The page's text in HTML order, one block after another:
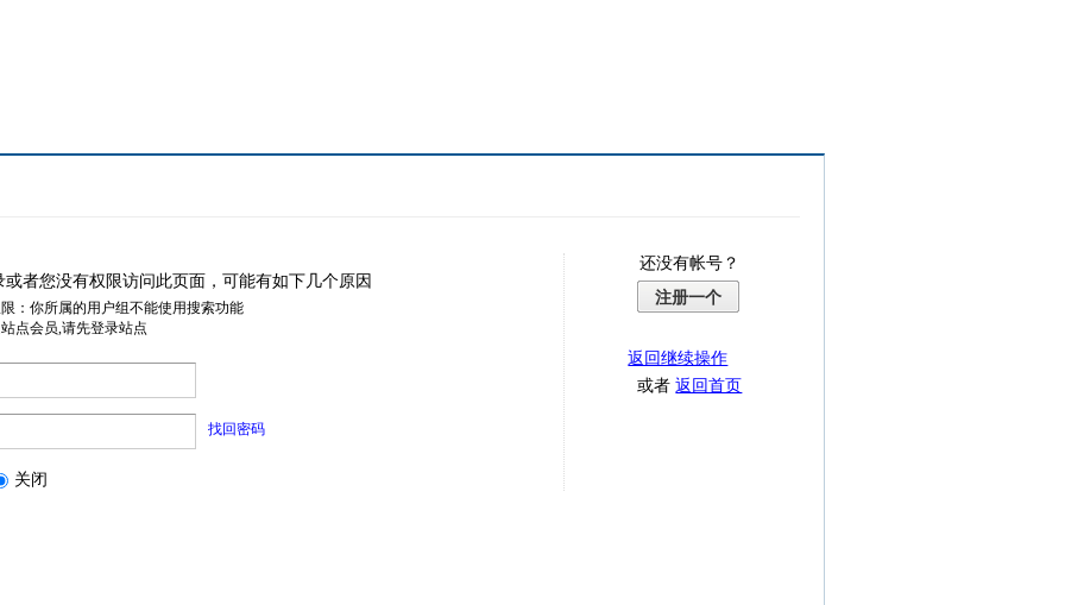
或者您没有权限访问此页面，可能有如下几个原因
：你所属的用户组不能使用搜索功能
点会员,请先登录站点
找回密码
关闭
还没有帐号？
注册一个
返回继续操作
或者返回首页